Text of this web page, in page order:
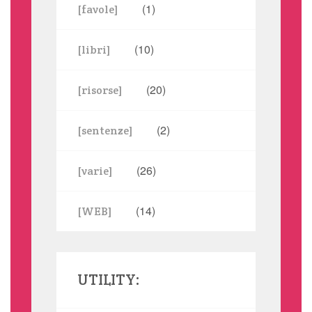
[favole] (1)
[libri] (10)
[risorse] (20)
[sentenze] (2)
[varie] (26)
[WEB] (14)
UTILITY: